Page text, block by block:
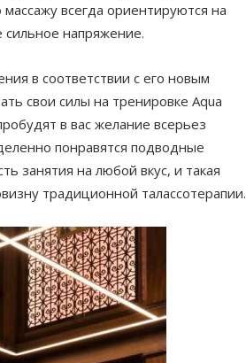
всегда ориентируются на
напряжение.
в соответствии с его новым
свои силы на тренировке Aqua
в вас желание всерьез
понравятся подводные
занятия на любой вкус, и такая
традиционной талассотерапии.